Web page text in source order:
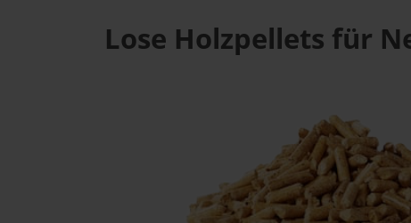
Lose Holzpellets für